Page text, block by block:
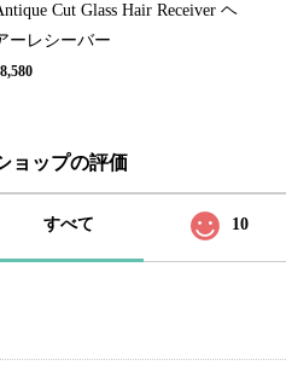
Cut Glass Hair Receiver ヘ
ーレシーバー
ョップの評価
すべて 10